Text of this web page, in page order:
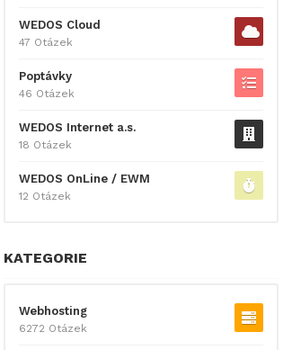
WEDOS Cloud
47 Otázek
Poptávky
46 Otázek
WEDOS Internet a.s.
18 Otázek
WEDOS OnLine / EWM
12 Otázek
KATEGORIE
Webhosting
6272 Otázek